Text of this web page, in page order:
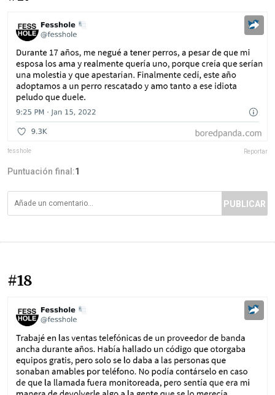
fesshole Reportar
Puntuación final:1
PUBLICAR
#18